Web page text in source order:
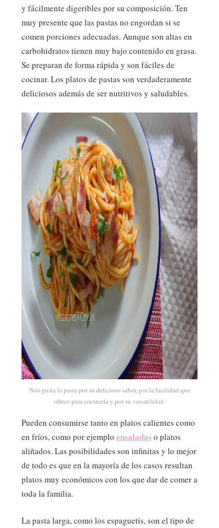
y fácilmente digeribles por su composición. Ten
muy presente que las pastas no engordan si se
comen porciones adecuadas. Aunque son altas en
carbohidratos tienen muy bajo contenido en grasa.
Se preparan de forma rápida y son fáciles de
cocinar. Los platos de pastas son verdaderamente
deliciosos además de ser nutritivos y saludables.
Nos gusta la pasta por su delicioso sabor, por la facilidad que
ofrece para cocinarla y por su versatilidad.
Pueden consumirse tanto en platos calientes como
en fríos, como por ejemplo ensaladas o platos
aliñados. Las posibilidades son infinitas y lo mejor
de todo es que en la mayoría de los casos resultan
platos muy económicos con los que dar de comer a
toda la familia.
La pasta larga, como los espaguetis, son el tipo de